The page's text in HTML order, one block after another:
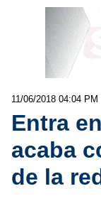
11/06/2018 04:04 PM
Entra
acaba
de la